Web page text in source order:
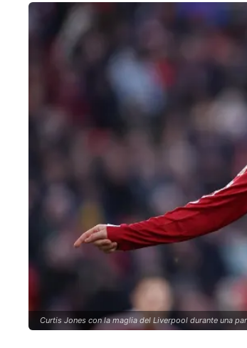
Curtis Jones con la maglia del Liverpool durante una